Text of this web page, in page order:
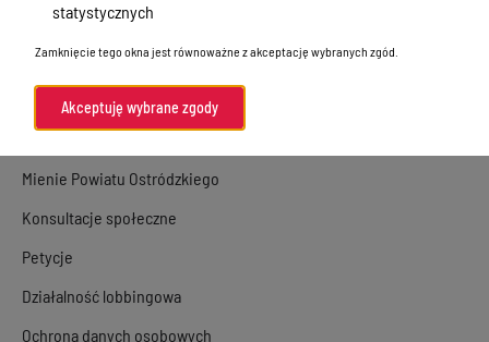
Porozumienia i umowy
Zamierzenia i programy
Powiatowy Rzecznik Konsumentów
Mienie Powiatu Ostródzkiego
Konsultacje społeczne
Petycje
Działalność lobbingowa
Ochrona danych osobowych
statystycznych
Zamknięcie tego okna jest równoważne z akceptację wybranych zgód.
Akceptuję wybrane zgody